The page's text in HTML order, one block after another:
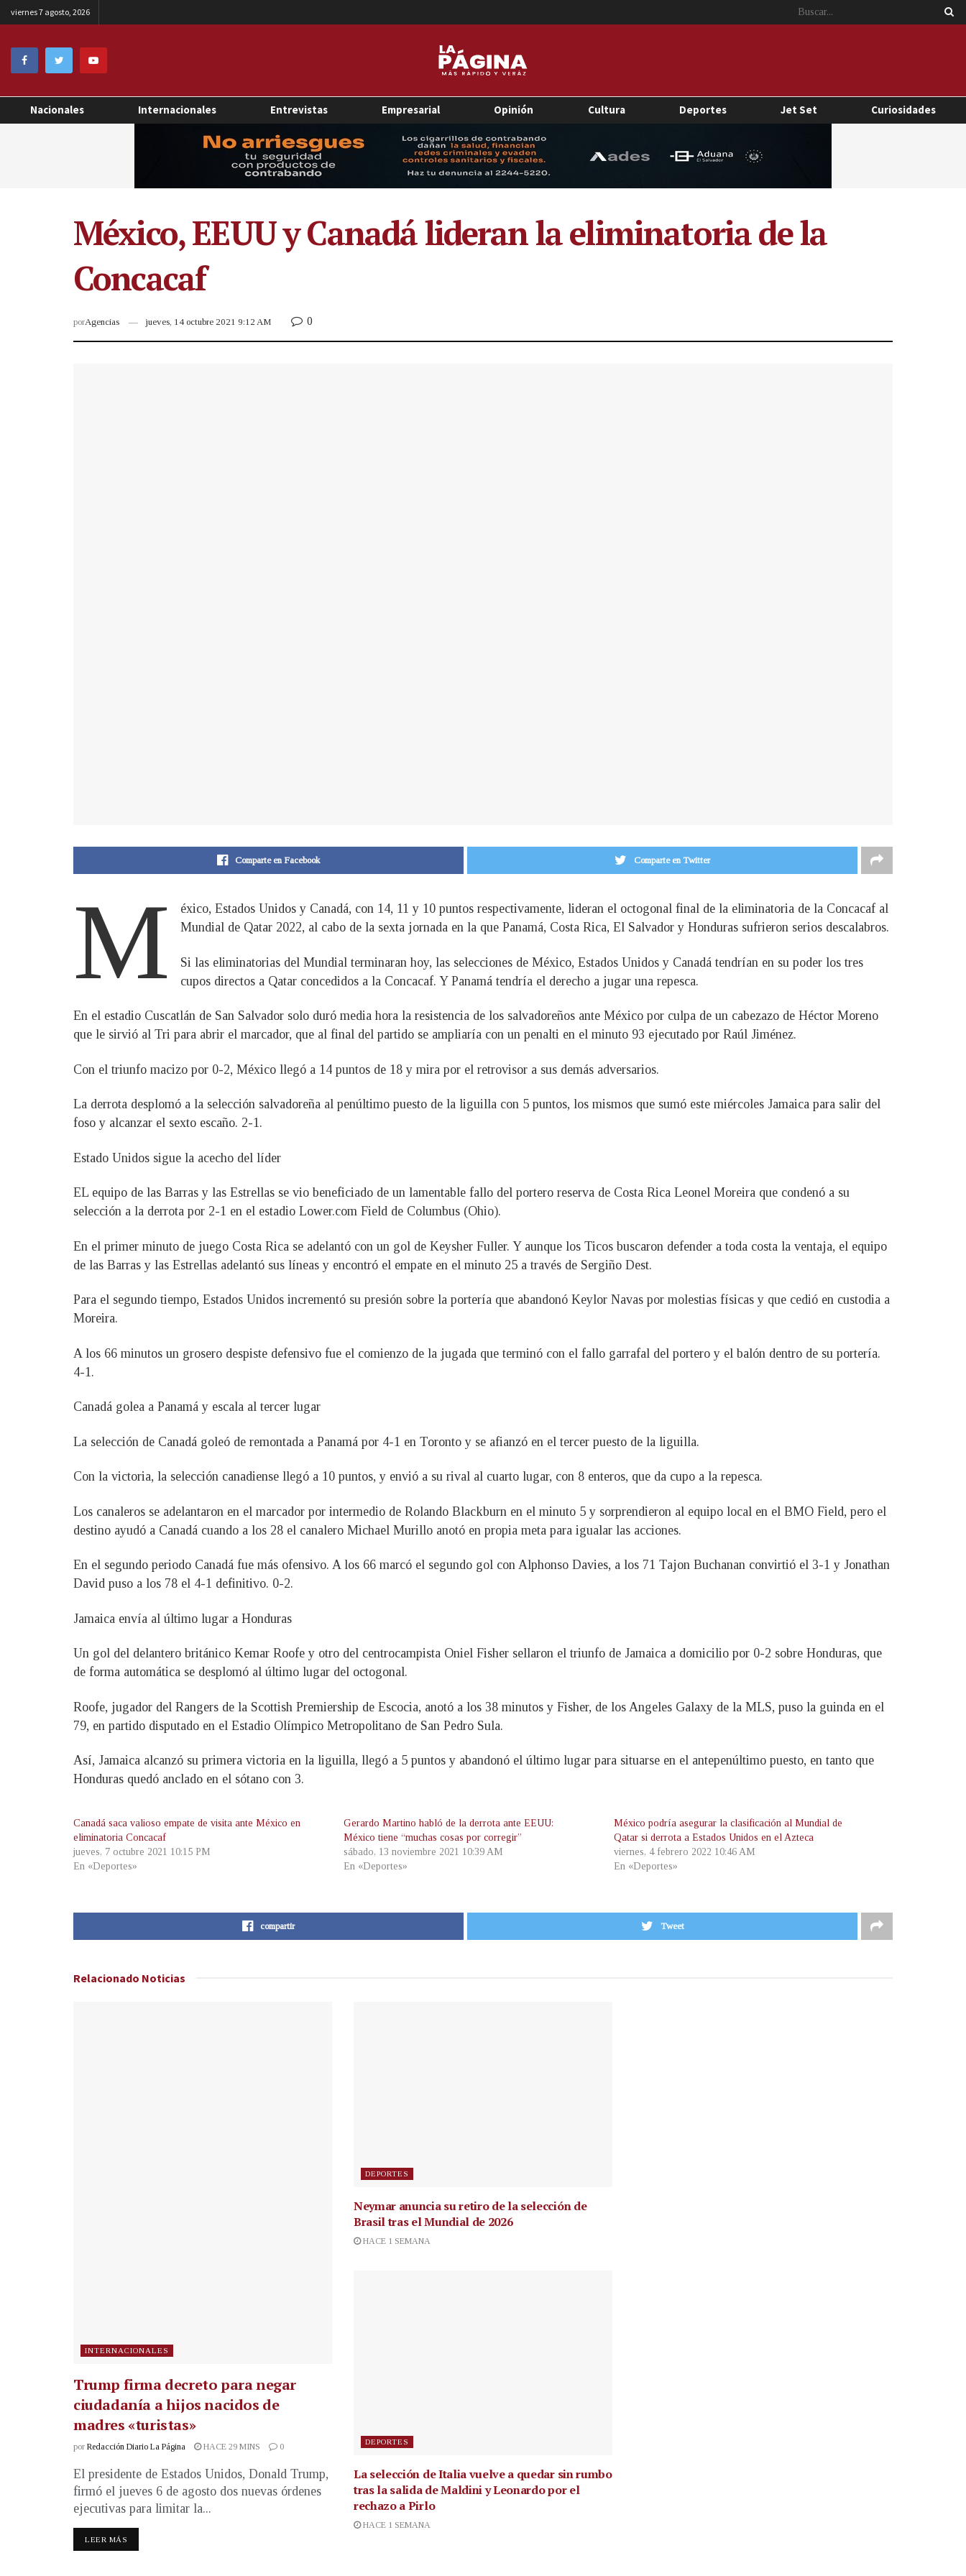
viernes 7 agosto, 2026
Nacionales Internacionales Entrevistas Empresarial Opinión Cultura Deportes Jet Set Curiosidades
México, EEUU y Canadá lideran la eliminatoria de la
Concacaf
porAgencias jueves, 14 octubre 2021 9:12 AM 0
Comparte en Facebook Comparte en Twitter
M
éxico, Estados Unidos y Canadá, con 14, 11 y 10 puntos respectivamente, lideran el octogonal final de la eliminatoria de la Concacaf al
Mundial de Qatar 2022, al cabo de la sexta jornada en la que Panamá, Costa Rica, El Salvador y Honduras sufrieron serios descalabros.
Si las eliminatorias del Mundial terminaran hoy, las selecciones de México, Estados Unidos y Canadá tendrían en su poder los tres
cupos directos a Qatar concedidos a la Concacaf. Y Panamá tendría el derecho a jugar una repesca.
En el estadio Cuscatlán de San Salvador solo duró media hora la resistencia de los salvadoreños ante México por culpa de un cabezazo de Héctor Moreno
que le sirvió al Tri para abrir el marcador, que al final del partido se ampliaría con un penalti en el minuto 93 ejecutado por Raúl Jiménez.
Con el triunfo macizo por 0-2, México llegó a 14 puntos de 18 y mira por el retrovisor a sus demás adversarios.
La derrota desplomó a la selección salvadoreña al penúltimo puesto de la liguilla con 5 puntos, los mismos que sumó este miércoles Jamaica para salir del
foso y alcanzar el sexto escaño. 2-1.
Estado Unidos sigue la acecho del líder
EL equipo de las Barras y las Estrellas se vio beneficiado de un lamentable fallo del portero reserva de Costa Rica Leonel Moreira que condenó a su
selección a la derrota por 2-1 en el estadio Lower.com Field de Columbus (Ohio).
En el primer minuto de juego Costa Rica se adelantó con un gol de Keysher Fuller. Y aunque los Ticos buscaron defender a toda costa la ventaja, el equipo
de las Barras y las Estrellas adelantó sus líneas y encontró el empate en el minuto 25 a través de Sergiño Dest.
Para el segundo tiempo, Estados Unidos incrementó su presión sobre la portería que abandonó Keylor Navas por molestias físicas y que cedió en custodia a
Moreira.
A los 66 minutos un grosero despiste defensivo fue el comienzo de la jugada que terminó con el fallo garrafal del portero y el balón dentro de su portería.
4-1.
Canadá golea a Panamá y escala al tercer lugar
La selección de Canadá goleó de remontada a Panamá por 4-1 en Toronto y se afianzó en el tercer puesto de la liguilla.
Con la victoria, la selección canadiense llegó a 10 puntos, y envió a su rival al cuarto lugar, con 8 enteros, que da cupo a la repesca.
Los canaleros se adelantaron en el marcador por intermedio de Rolando Blackburn en el minuto 5 y sorprendieron al equipo local en el BMO Field, pero el
destino ayudó a Canadá cuando a los 28 el canalero Michael Murillo anotó en propia meta para igualar las acciones.
En el segundo periodo Canadá fue más ofensivo. A los 66 marcó el segundo gol con Alphonso Davies, a los 71 Tajon Buchanan convirtió el 3-1 y Jonathan
David puso a los 78 el 4-1 definitivo. 0-2.
Jamaica envía al último lugar a Honduras
Un gol del delantero británico Kemar Roofe y otro del centrocampista Oniel Fisher sellaron el triunfo de Jamaica a domicilio por 0-2 sobre Honduras, que
de forma automática se desplomó al último lugar del octogonal.
Roofe, jugador del Rangers de la Scottish Premiership de Escocia, anotó a los 38 minutos y Fisher, de los Angeles Galaxy de la MLS, puso la guinda en el
79, en partido disputado en el Estadio Olímpico Metropolitano de San Pedro Sula.
Así, Jamaica alcanzó su primera victoria en la liguilla, llegó a 5 puntos y abandonó el último lugar para situarse en el antepenúltimo puesto, en tanto que
Honduras quedó anclado en el sótano con 3.
Canadá saca valioso empate de visita ante México en
eliminatoria Concacaf
jueves, 7 octubre 2021 10:15 PM
En «Deportes»
Gerardo Martino habló de la derrota ante EEUU:
México tiene “muchas cosas por corregir”
sábado, 13 noviembre 2021 10:39 AM
En «Deportes»
México podría asegurar la clasificación al Mundial de
Qatar si derrota a Estados Unidos en el Azteca
viernes, 4 febrero 2022 10:46 AM
En «Deportes»
compartir Tweet
Relacionado Noticias
INTERNACIONALES
Trump firma decreto para negar
ciudadanía a hijos nacidos de
madres «turistas»
por Redacción Diario La Página HACE 29 MINS 0
El presidente de Estados Unidos, Donald Trump,
firmó el jueves 6 de agosto dos nuevas órdenes
ejecutivas para limitar la...
LEER MÁS
DEPORTES
Neymar anuncia su retiro de la selección de
Brasil tras el Mundial de 2026
HACE 1 SEMANA
DEPORTES
La selección de Italia vuelve a quedar sin rumbo
tras la salida de Maldini y Leonardo por el
rechazo a Pirlo
HACE 1 SEMANA